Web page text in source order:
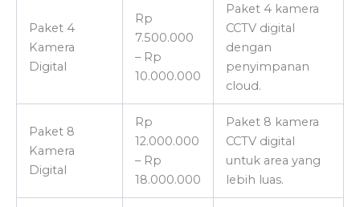
Paket 4
Kamera
Digital
Rp
7.500.000
– Rp
10.000.000
Paket 4 kamera
CCTV digital
dengan
penyimpanan
cloud.
Paket 8
Kamera
Digital
Rp
12.000.000
– Rp
18.000.000
Paket 8 kamera
CCTV digital
untuk area yang
lebih luas.